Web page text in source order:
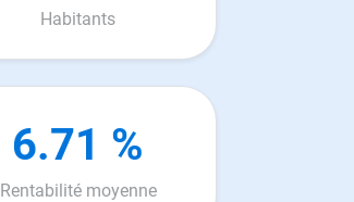
Habitants
6.71 %
Rentabilité moyenne